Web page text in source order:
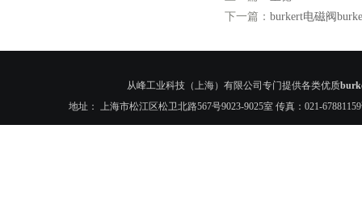
下一篇： burkert电磁阀
从峰工业科技（上海）有限公司专门提供各类优质
地址： 上海市松江区松卫北路567号9023-9025室 传真：021-